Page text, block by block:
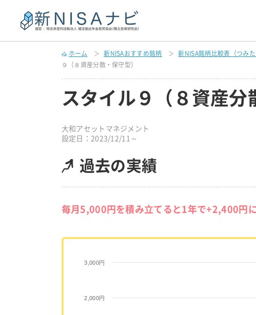
ホーム 新NISAおすすめ銘柄 新NISA銘柄比較表（つみた
９（８資産分散・保守型）
スタイル９（８資産分
大和アセットマネジメント
設定日：2023/12/11～
過去の実績
毎月5,000円を積み立てると1年で+2,400円
2,000円
3,000円